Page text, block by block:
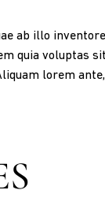
ab illo
quia voluptas
lorem